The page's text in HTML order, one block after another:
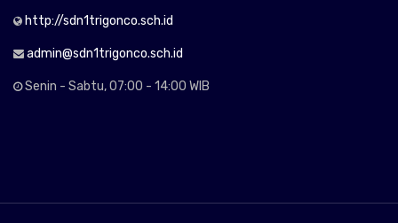
http://sdn1trigonco.sch.id
admin@sdn1trigonco.sch.id
Senin - Sabtu, 07:00 - 14:00 WIB